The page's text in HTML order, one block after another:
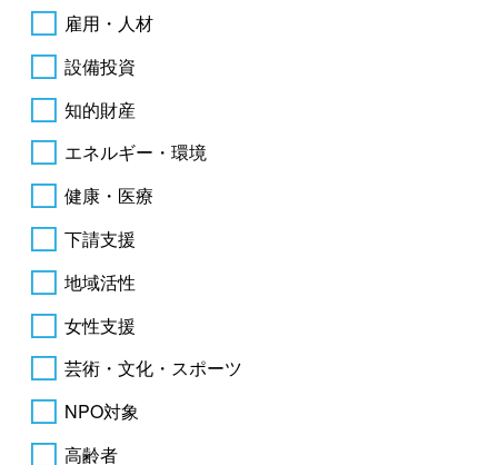
雇用・人材
設備投資
知的財産
エネルギー・環境
健康・医療
下請支援
地域活性
女性支援
芸術・文化・スポーツ
NPO対象
高齢者